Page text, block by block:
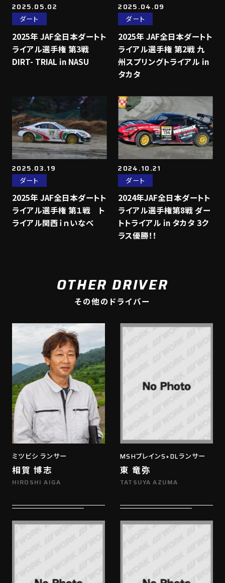
2025.05.02
ダート
2025年 JAF全日本ダートト
ライアル選手権 第3戦
DIRT- TRIAL in NASU
2025.04.09
ダート
2025年 JAF全日本ダートト
ライアル選手権 第2戦 九
州スプリングトライアル in
タカタ
2025.03.19
ダート
2025年 JAF全日本ダートト
ライアル選手権 第１戦 ト
ライアル関西ｉｎいなべ
2024.10.21
ダート
2024年JAF全日本ダートト
ライアル選手権第8戦 ダー
トトライアル in タカタ 3ク
ラス優勝！！
OTHER DRIVER
その他のドライバー
ミツビシ ランサー
相賀 博志
HIROSHI AIGA
MSHブレインS+DLランサー
東 竜弥
TATSUYA AZUMA